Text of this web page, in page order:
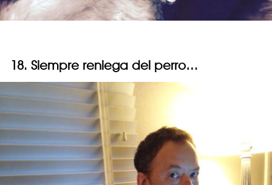
18. Siempre reniega del perro…